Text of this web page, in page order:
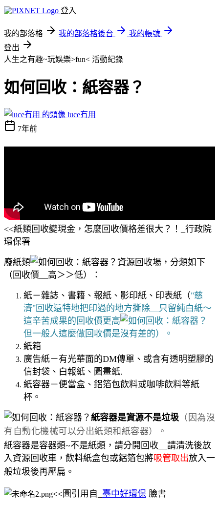
登入
我的部落格 我的部落格後台
我的帳號
登出
人生之有趣~玩娛樂>fun< 活動紀錄
如何回收：紙容器？
luce有用
7年前
<<紙類回收變現金，怎麼回收價格差很大？！_行政院
環保署
廢紙類
資源回收場，分類如下
（回收價＿高＞＞低）：
紙－雜誌、書籍、報紙、影印紙、印表紙（"慈
濟"回收還特地把印過的地方撕除＿只留純白紙～
這辛苦成果的回收價更高
但一般人這麼做回收價是沒有差的）。
紙箱
廣告紙－有光華面的DM傳單、或含有透明塑膠的
信封袋、白報紙、圖畫紙.
紙容器－便當盒、鋁箔包飲料或咖啡飲料等紙
杯。
紙容器是資源不是垃圾 （因為沒
有自動化機械可以分出紙類和紙容器）。
紙容器是容器類~不是紙類，請分開回收＿請清洗後放
入資源回收車， 飲料紙盒包或鋁箔包將吸管取出放入一
般垃圾後再壓扁。
<<圖引用自_ 臺中好環保 臉書